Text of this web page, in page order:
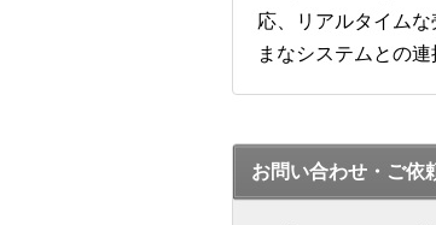
応、リアルタイム
まなシステムとの連
お問い合わせ・ご依